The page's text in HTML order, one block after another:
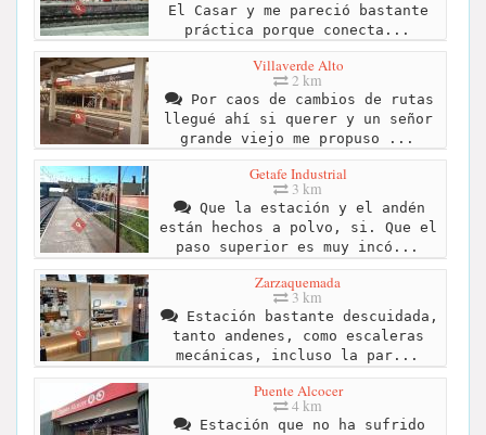
El Casar y me pareció bastante
práctica porque conecta...
Villaverde Alto
2 km
Por caos de cambios de rutas
llegué ahí si querer y un señor
grande viejo me propuso ...
Getafe Industrial
3 km
Que la estación y el andén
están hechos a polvo, si. Que el
paso superior es muy incó...
Zarzaquemada
3 km
Estación bastante descuidada,
tanto andenes, como escaleras
mecánicas, incluso la par...
Puente Alcocer
4 km
Estación que no ha sufrido